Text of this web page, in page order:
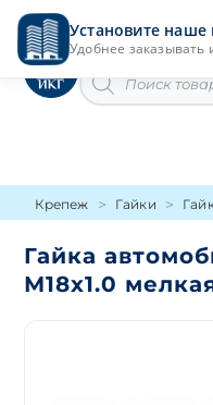
Установите
Удобнее заказывать
Перейти
содержимому
товаров
Крепеж Гайки
Гайка
М18х1.0